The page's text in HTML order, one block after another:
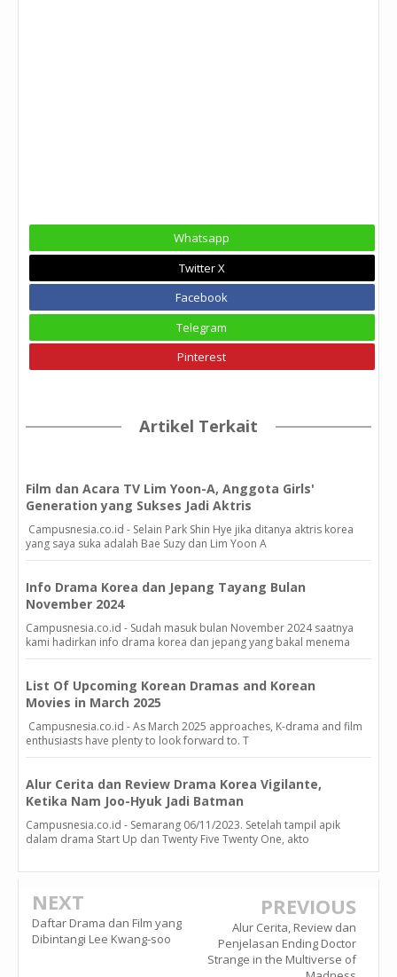
Whatsapp
Twitter X
Facebook
Telegram
Pinterest
Artikel Terkait
Film dan Acara TV Lim Yoon-A, Anggota Girls'
Generation yang Sukses Jadi Aktris
Campusnesia.co.id - Selain Park Shin Hye jika ditanya aktris korea
yang saya suka adalah Bae Suzy dan Lim Yoon A
Info Drama Korea dan Jepang Tayang Bulan
November 2024
Campusnesia.co.id - Sudah masuk bulan November 2024 saatnya
kami hadirkan info drama korea dan jepang yang bakal menema
List Of Upcoming Korean Dramas and Korean
Movies in March 2025
Campusnesia.co.id - As March 2025 approaches, K-drama and film
enthusiasts have plenty to look forward to. T
Alur Cerita dan Review Drama Korea Vigilante,
Ketika Nam Joo-Hyuk Jadi Batman
Campusnesia.co.id - Semarang 06/11/2023. Setelah tampil apik
dalam drama Start Up dan Twenty Five Twenty One, akto
NEXT
Daftar Drama dan Film yang
Dibintangi Lee Kwang-soo
PREVIOUS
Alur Cerita, Review dan
Penjelasan Ending Doctor
Strange in the Multiverse of